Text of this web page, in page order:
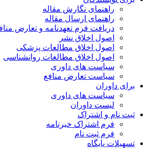
راهنمای نگارش مقاله
راهنمای ارسال مقاله
دریافت فرم تعهدنامه و تعارض منافع
اصول اخلاق نشر
اصول اخلاق مطالعات پزشکی
اصول اخلاق مطالعات روانشناسی
سیاست های داوری
سیاست تعارض منافع
برای داوران
سیاست های داوری
لیست داوران
ثبت نام و اشتراک
فرم اشتراک خبرنامه
فرم ثبت نام
تسهیلات پایگاه